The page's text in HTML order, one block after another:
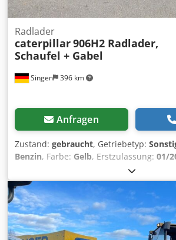
Singen 396 km
Radlader
caterpillar906H2 Radlader,
Schaufel + Gabel
Anfragen
Zustand: gebraucht, Getriebetyp:
Benzin, Farbe: Gelb, Erstzulassung: 01/
, Federung:
Betriebsstunden:3.700 h, Fahrerkabine:
Schaufel * Ladegabel Cjdpfozrzf Aox
Gebrauchtwagen, inkl. Mwst.